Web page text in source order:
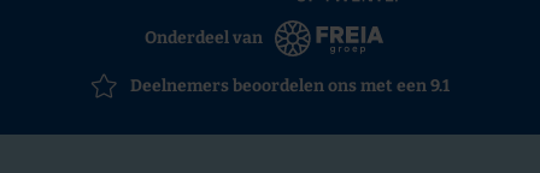
Onderdeel van
Deelnemers beoordelen ons met een 9.1